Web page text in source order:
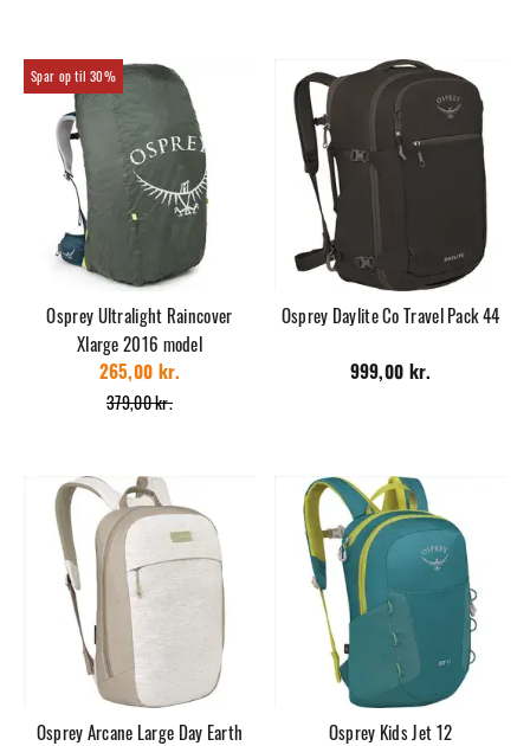
30%
Osprey Ultralight Raincover
Xlarge 2016 model
379,00 kr.
265,00 kr.
Osprey Daylite Co Travel Pack 44
999,00 kr.
Osprey Arcane Large Day Earth Osprey Kids Jet 12